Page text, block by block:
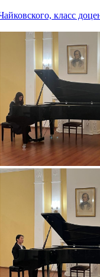
класс